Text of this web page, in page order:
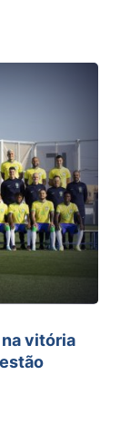
vitória